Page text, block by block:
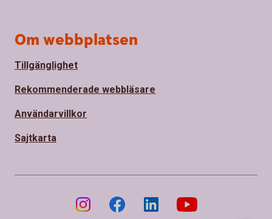
Om webbplatsen
Tillgänglighet
Rekommenderade webbläsare
Användarvillkor
Sajtkarta